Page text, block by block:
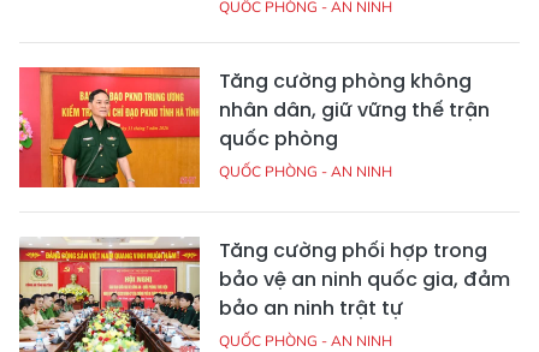
QUỐC PHÒNG - AN NINH
Tăng cường phòng không
nhân dân, giữ vững thế trận
quốc phòng
QUỐC PHÒNG - AN NINH
Tăng cường phối hợp trong
bảo vệ an ninh quốc gia, đảm
bảo an ninh trật tự
QUỐC PHÒNG - AN NINH